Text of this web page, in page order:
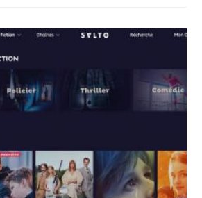
L’OCCASION
D’AMÉLIORER